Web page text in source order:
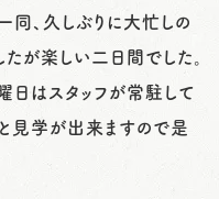
同、久しぶりに大忙しの
たが楽しい二日間でした。
日はスタッフが常駐して
見学が出来ますので是